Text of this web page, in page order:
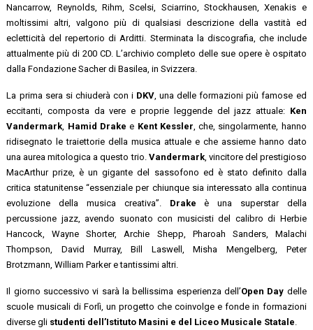
Nancarrow, Reynolds, Rihm, Scelsi, Sciarrino, Stockhausen, Xenakis e
moltissimi altri, valgono più di qualsiasi descrizione della vastità ed
ecletticità del repertorio di Arditti. Sterminata la discografia, che include
attualmente più di 200 CD. L’archivio completo delle sue opere è ospitato
dalla Fondazione Sacher di Basilea, in Svizzera.
La prima sera si chiuderà con i DKV , una delle formazioni più famose ed
eccitanti, composta da vere e proprie leggende del jazz attuale: Ken
Vandermark Hamid Drake e Kent Kessler , che, singolarmente, hanno
ridisegnato le traiettorie della musica attuale e che assieme hanno dato
una aurea mitologica a questo trio. Vandermark, vincitore del prestigioso
MacArthur prize, è un gigante del sassofono ed è stato definito dalla
critica statunitense “essenziale per chiunque sia interessato alla continua
evoluzione della musica creativa”. Drake è una superstar della
percussione jazz, avendo suonato con musicisti del calibro di Herbie
Hancock, Wayne Shorter, Archie Shepp, Pharoah Sanders, Malachi
Thompson, David Murray, Bill Laswell, Misha Mengelberg, Peter
Brotzmann, William Parker e tantissimi altri.
Il giorno successivo vi sarà la bellissima esperienza dell’Open Day delle
scuole musicali di Forlì, un progetto che coinvolge e fonde in formazioni
diverse gli studenti dell’Istituto Masini e del Liceo Musicale Statale